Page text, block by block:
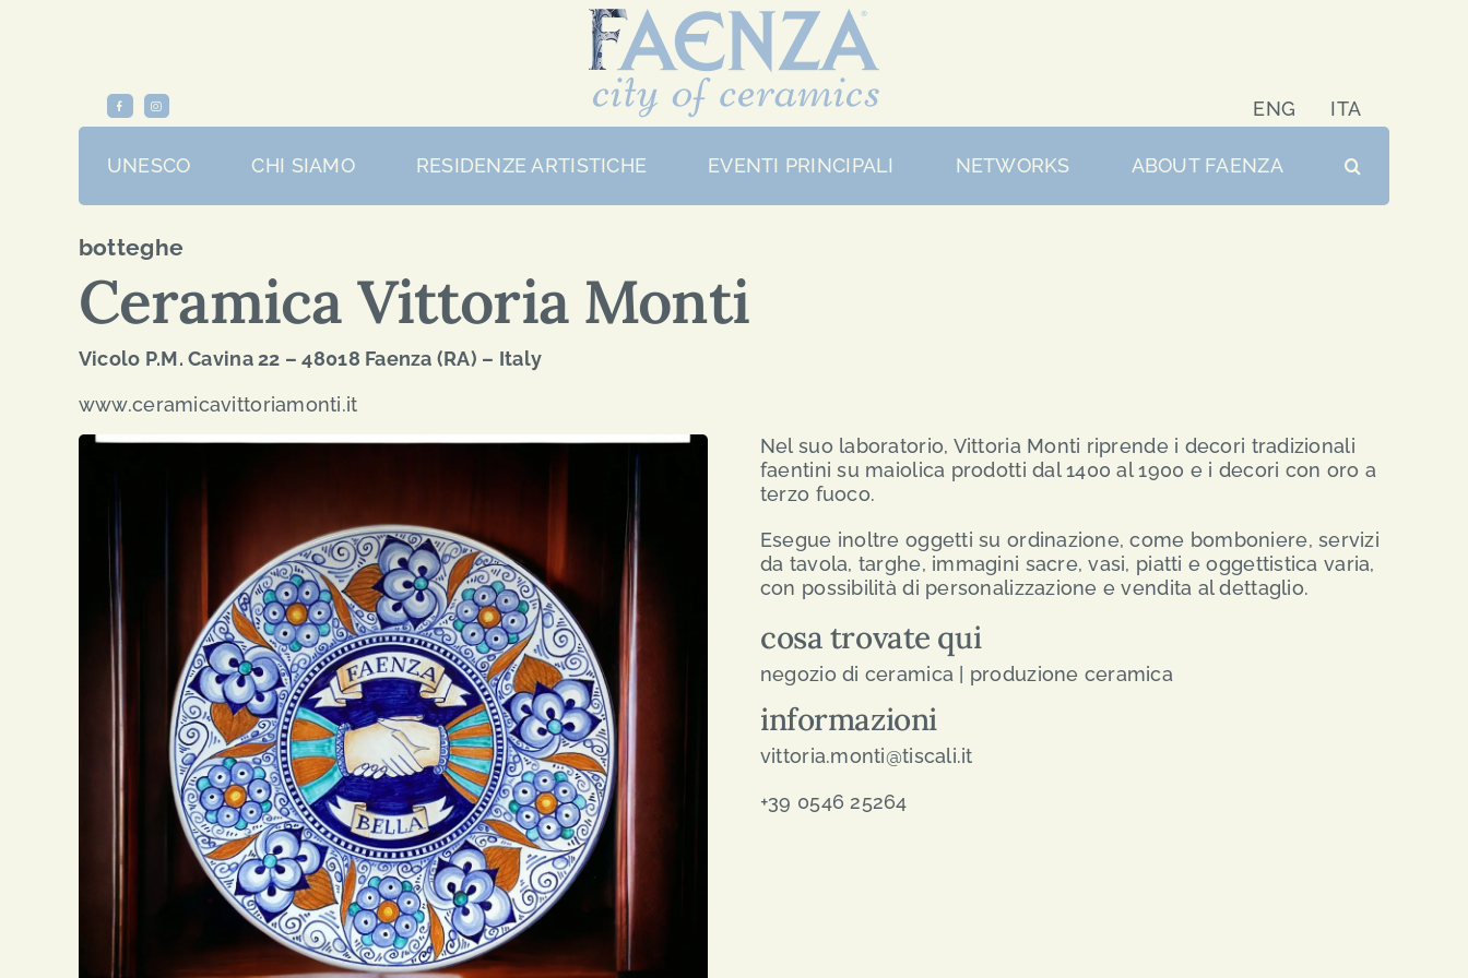
ENG ITA
UNESCO CHI SIAMO RESIDENZE ARTISTICHE EVENTI PRINCIPALI NETWORKS ABOUT FAENZA
botteghe
Ceramica Vittoria Monti
Vicolo P.M. Cavina 22 – 48018 Faenza (RA) – Italy
www.ceramicavittoriamonti.it
Nel suo laboratorio, Vittoria Monti riprende i decori tradizionali
faentini su maiolica prodotti dal 1400 al 1900 e i decori con oro a
terzo fuoco.
Esegue inoltre oggetti su ordinazione, come bomboniere, servizi
da tavola, targhe, immagini sacre, vasi, piatti e oggettistica varia,
con possibilità di personalizzazione e vendita al dettaglio.
cosa trovate qui
negozio di ceramica | produzione ceramica
informazioni
vittoria.monti@tiscali.it
+39 0546 25264